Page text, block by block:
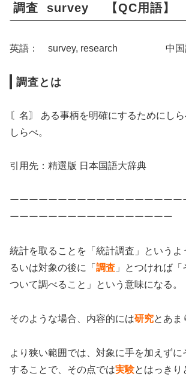
調査 survey 【QC用語】
英語： survey, research 中国
調査とは
〘名〙 ある事柄を明確にするためにし
しらべ。
引用先：精選版 日本国語大辞典
ーーーーーーーーーーーーーーーーーー
ーーーーーーーーーーーーーーーーー
統計を取ることを「統計調査」というよ
るいは対象の後に「 調査 」とつければ
ついて調べること」という意味になる。
そのような場合、内容的には研究とあま
より狭い範囲では、対象に手を加えず
することで、その点では実験とはっきり